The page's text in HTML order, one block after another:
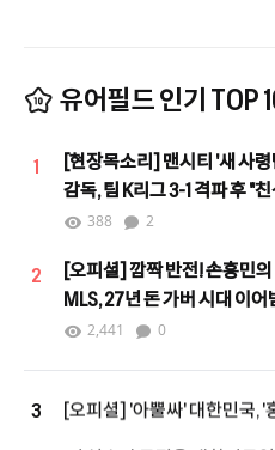
유어필드 인기 TOP
1
[현장목소리] 맨시티 '새 사
감독, 팀 K리그 3-1 격파 후 "
할지라도 결과는 중요"
388 2
2
[오피셜] 깜짝 반전! 손흥민
MLS, 27년 돈 가버 시대 이어
버그 차기 커미셔너로 선임
2,441 0
3
[오피셜] '아뿔싸' 대한민국, '